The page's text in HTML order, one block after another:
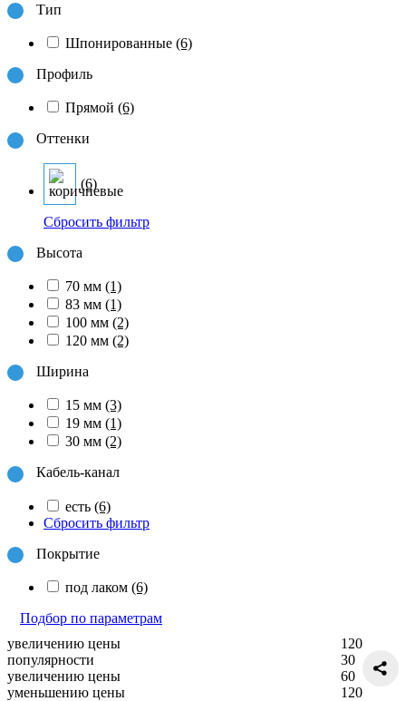
Тип
Шпонированные (6)
Профиль
Прямой (6)
Оттенки
(6)
Сбросить фильтр
Высота
70 мм (1)
83 мм (1)
100 мм (2)
120 мм (2)
Ширина
15 мм (3)
19 мм (1)
30 мм (2)
Кабель-канал
есть (6)
Сбросить фильтр
Покрытие
под лаком (6)
Подбор по параметрам
увеличению цены
популярности
увеличению цены
уменьшению цены
120
30
60
120